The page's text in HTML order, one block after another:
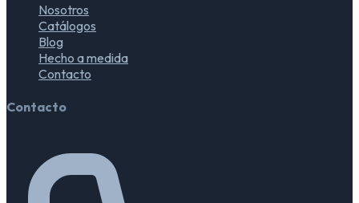
Nosotros
Catálogos
Blog
Hecho a medida
Contacto
Contacto